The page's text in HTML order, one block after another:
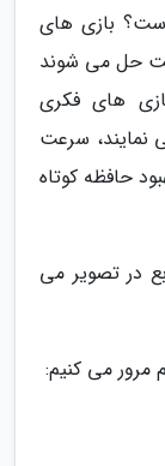
بازی های
حل می شوند
های فکری
نمایند، سرعت
حافظه کوتاه
در تصویر می
مرور می کنیم: